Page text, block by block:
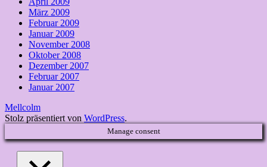
März 2009
Februar 2009
Januar 2009
November 2008
Oktober 2008
Dezember 2007
Februar 2007
Januar 2007
Mellcolm
Stolz präsentiert von WordPress.
Manage consent